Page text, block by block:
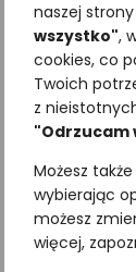
naszej
wszystko",
cookies, co
Twoich
z
"Odrzucam
Możesz
wybierając
możesz
więcej,
Podobne